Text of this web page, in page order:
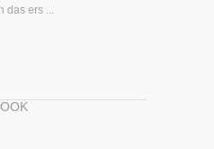
das ers ...